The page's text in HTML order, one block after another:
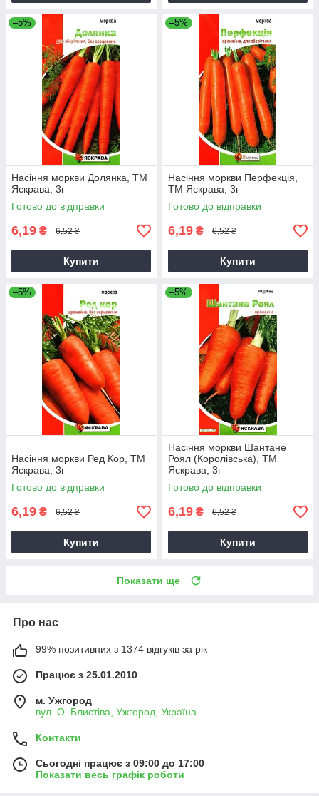
–5%
Насіння моркви Долянка, ТМ
Яскрава, 3г
Готово до відправки
6,19 ₴ 6,52 ₴
Купити
–5%
Насіння моркви Перфекцiя,
ТМ Яскрава, 3г
Готово до відправки
6,19 ₴ 6,52 ₴
Купити
–5%
Насіння моркви Ред Кор, ТМ
Яскрава, 3г
Готово до відправки
6,19 ₴ 6,52 ₴
Купити
–5%
Насіння моркви Шантане
Роял (Королівська), ТМ
Яскрава, 3г
Готово до відправки
6,19 ₴ 6,52 ₴
Купити
Показати ще
Про нас
99% позитивних з 1374 відгуків за рік
Працює з 25.01.2010
м. Ужгород
вул. О. Блистіва, Ужгород, Україна
Контакти
Сьогодні працює з 09:00 до 17:00
Показати весь графік роботи